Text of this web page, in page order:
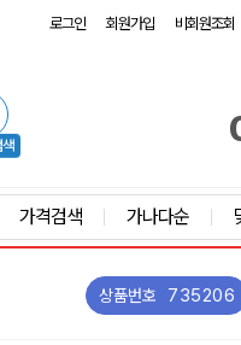
로그인 회원가입 비회원조회
가격검색 가나다순
상품번호 735206